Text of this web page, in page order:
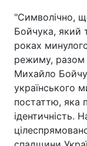
"Символічно,
Бойчука, який
роках
режиму, разом
Михайло
українського
постаттю, яка
ідентичність.